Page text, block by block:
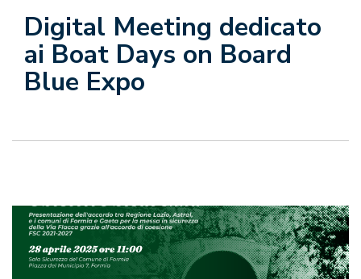
Digital Meeting dedicato
ai Boat Days on Board
Blue Expo